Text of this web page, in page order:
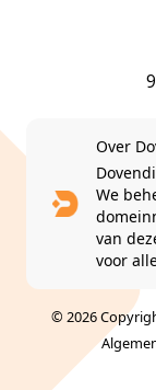
Over
We
van
voor
© 2026